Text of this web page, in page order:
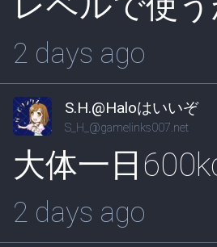
2 days ago
S.H.@Haloはいいぞ
S_H_@gamelinks007.net
大体一日
2 days ago